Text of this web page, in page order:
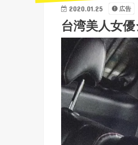
2020.01.25 広告
台湾美人女